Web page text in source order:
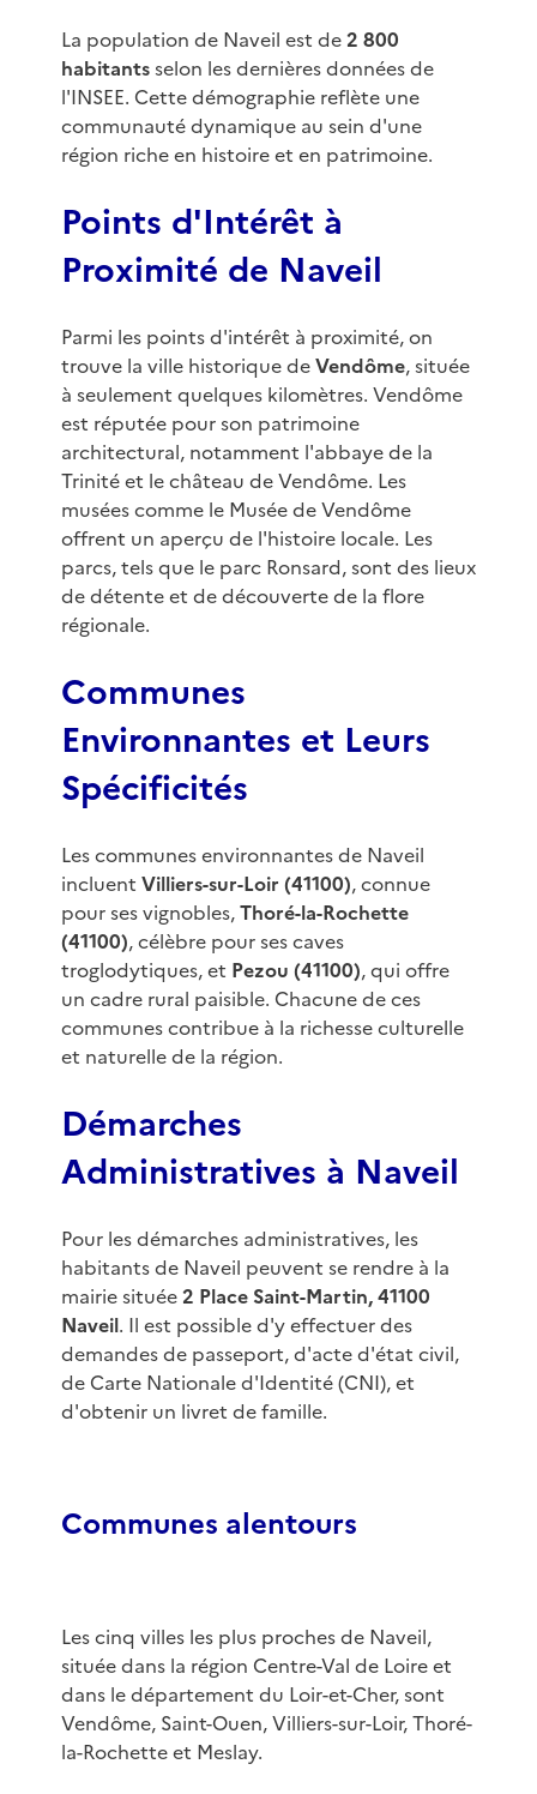
La population de Naveil est de2 800
habitantsselon les dernières données de
l'INSEE. Cette démographie reflète une
communauté dynamique au sein d'une
région riche en histoire et en patrimoine.
Points d'Intérêt à
Proximité de Naveil
Parmi les points d'intérêt à proximité, on
trouve la ville historique deVendôme, située
à seulement quelques kilomètres. Vendôme
est réputée pour son patrimoine
architectural, notamment l'abbaye de la
Trinité et le château de Vendôme. Les
musées comme le Musée de Vendôme
offrent un aperçu de l'histoire locale. Les
parcs, tels que le parc Ronsard, sont des lieux
de détente et de découverte de la flore
régionale.
Communes
Environnantes et Leurs
Spécificités
Les communes environnantes de Naveil
incluent Villiers-sur-Loir (41100), connue
pour ses vignobles,Thoré-la-Rochette
(41100), célèbre pour ses caves
troglodytiques, et Pezou (41100), qui offre
un cadre rural paisible. Chacune de ces
communes contribue à la richesse culturelle
et naturelle de la région.
Démarches
Administratives à Naveil
Pour les démarches administratives, les
habitants de Naveil peuvent se rendre à la
mairie située2 Place Saint-Martin, 41100
Naveil. Il est possible d'y effectuer des
demandes de passeport, d'acte d'état civil,
de Carte Nationale d'Identité (CNI), et
d'obtenir un livret de famille.
Communes alentours
Les cinq villes les plus proches de Naveil,
située dans la région Centre-Val de Loire et
dans le département du Loir-et-Cher, sont
Vendôme, Saint-Ouen, Villiers-sur-Loir, Thoré-
la-Rochette et Meslay.